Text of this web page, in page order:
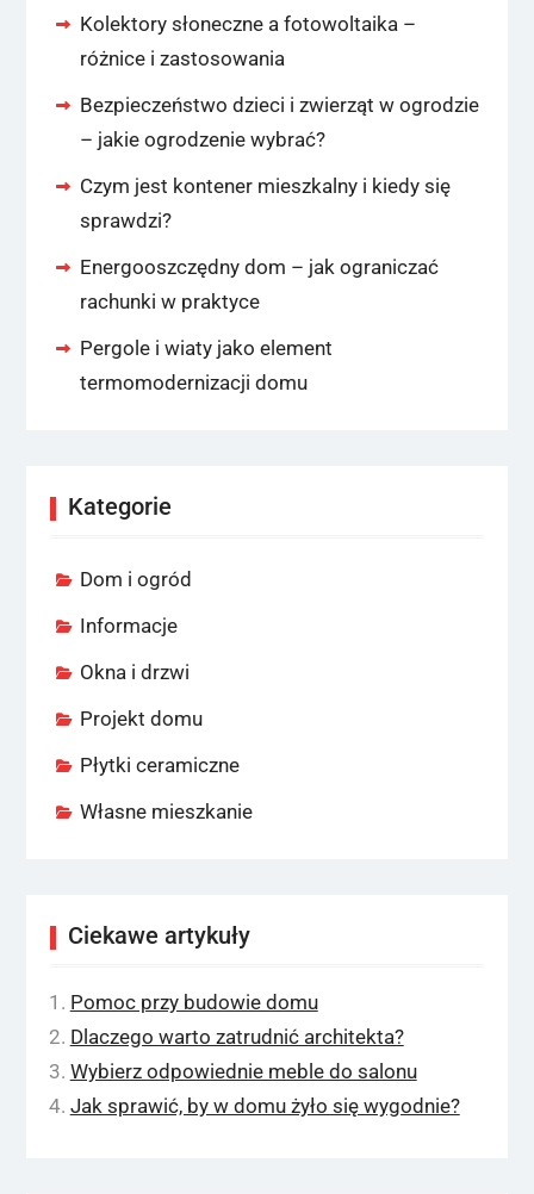
Kolektory słoneczne a fotowoltaika –
różnice i zastosowania
Bezpieczeństwo dzieci i zwierząt w ogrodzie
– jakie ogrodzenie wybrać?
Czym jest kontener mieszkalny i kiedy się
sprawdzi?
Energooszczędny dom – jak ograniczać
rachunki w praktyce
Pergole i wiaty jako element
termomodernizacji domu
Kategorie
Dom i ogród
Informacje
Okna i drzwi
Projekt domu
Płytki ceramiczne
Własne mieszkanie
Ciekawe artykuły
Pomoc przy budowie domu
Dlaczego warto zatrudnić architekta?
Wybierz odpowiednie meble do salonu
Jak sprawić, by w domu żyło się wygodnie?